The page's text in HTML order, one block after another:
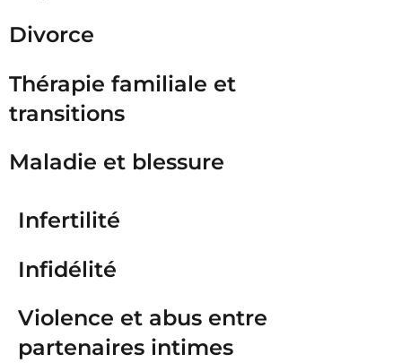
Divorce
Thérapie familiale et
transitions
Maladie et blessure
Infertilité
Infidélité
Violence et abus entre
partenaires intimes